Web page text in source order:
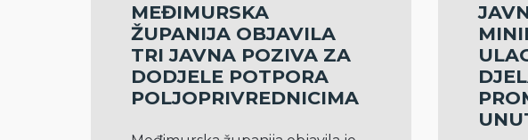
MEĐIMURSKA
ŽUPANIJA OBJAVILA
TRI JAVNA POZIVA ZA
DODJELE POTPORA
POLJOPRIVREDNICIMA